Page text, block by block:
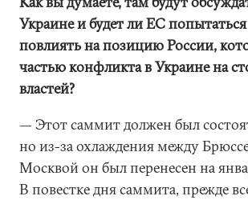
Украине и будет ли ЕС
повлиять на позицию России,
частью конфликта в Украине на
властей?
— Этот саммит должен был
но из-за охлаждения между
Москвой он был перенесен на
В повестке дня саммита, прежде